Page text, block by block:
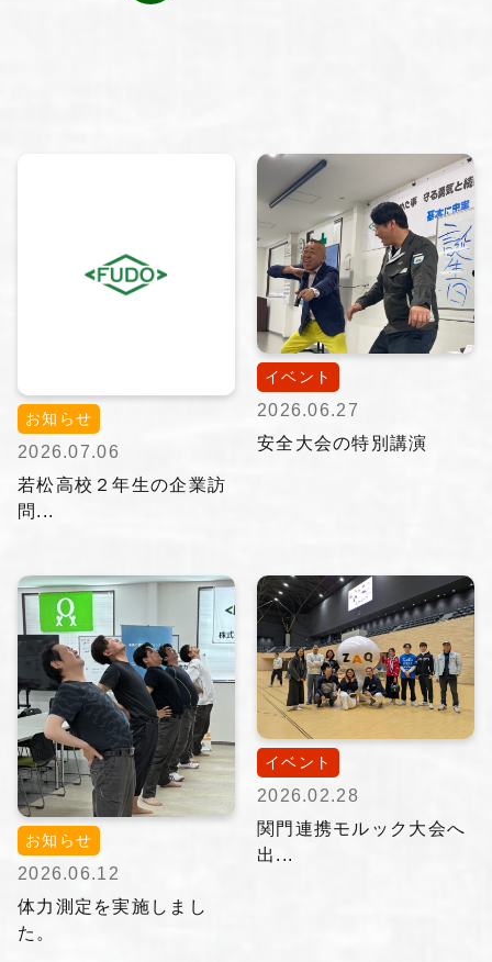
お知らせ
2026.07.06
若松高校２年生の企業訪
問...
イベント
2026.06.27
安全大会の特別講演
お知らせ
2026.06.12
体力測定を実施しまし
た。
イベント
2026.02.28
関門連携モルック大会へ
出...